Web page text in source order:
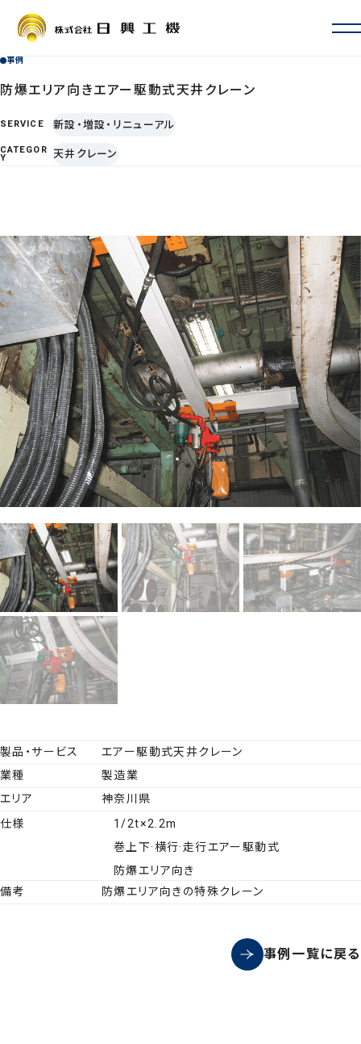
会社概要・沿革
ISO認証・許認可
拠点一覧・アクセス
修理・カスタマイズ
その他サービス
事例
よくあるご質問
採用情報
044-211-0331
平日9:00〜17:00
お見積もり
無料相談 事例集請求
事例
防爆エリア向きエアー駆動式天井クレーン
SERVICE 新設・増設・リニューアル
CATEGOR
Y 天井クレーン
製品・サービス
エアー駆動式天井クレーン
業種
製造業
エリア
神奈川県
仕様
1/2t×2.2m
巻上下·横行·走行エアー駆動式
防爆エリア向き
備考
防爆エリア向きの特殊クレーン
事例一覧に戻る